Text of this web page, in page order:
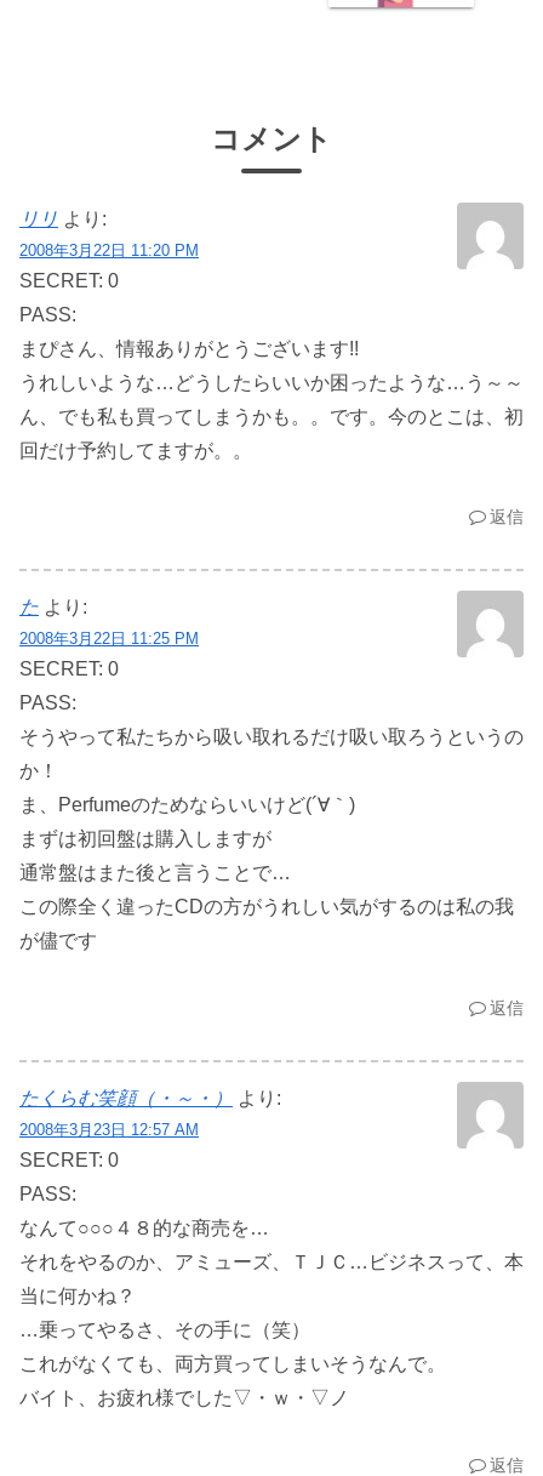
コメント
リリ より:
2008年3月22日 11:20 PM
SECRET: 0
PASS:
まぴさん、情報ありがとうございます!!
うれしいような…どうしたらいいか困ったような…う～～
ん、でも私も買ってしまうかも。。です。今のとこは、初
回だけ予約してますが。。
返信
た より:
2008年3月22日 11:25 PM
SECRET: 0
PASS:
そうやって私たちから吸い取れるだけ吸い取ろうというの
か！
ま、Perfumeのためならいいけど(´∀｀)
まずは初回盤は購入しますが
通常盤はまた後と言うことで…
この際全く違ったCDの方がうれしい気がするのは私の我
が儘です
返信
たくらむ笑顔（・～・） より:
2008年3月23日 12:57 AM
SECRET: 0
PASS:
なんて○○○４８的な商売を…
それをやるのか、アミューズ、ＴＪＣ…ビジネスって、本
当に何かね？
…乗ってやるさ、その手に（笑）
これがなくても、両方買ってしまいそうなんで。
バイト、お疲れ様でした▽・ｗ・▽ノ
返信